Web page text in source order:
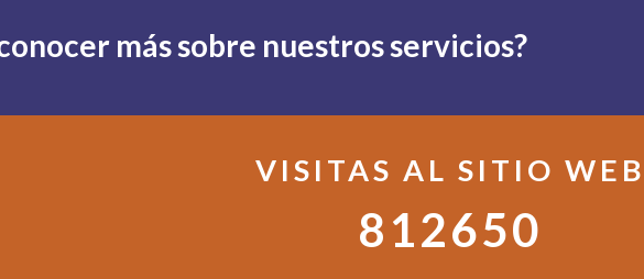
más sobre nuestros servicios?
VISITAS AL SITIO WEB
812650